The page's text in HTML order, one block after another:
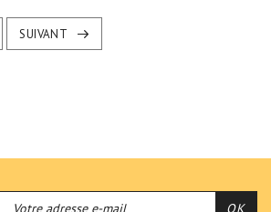
SUIVANT